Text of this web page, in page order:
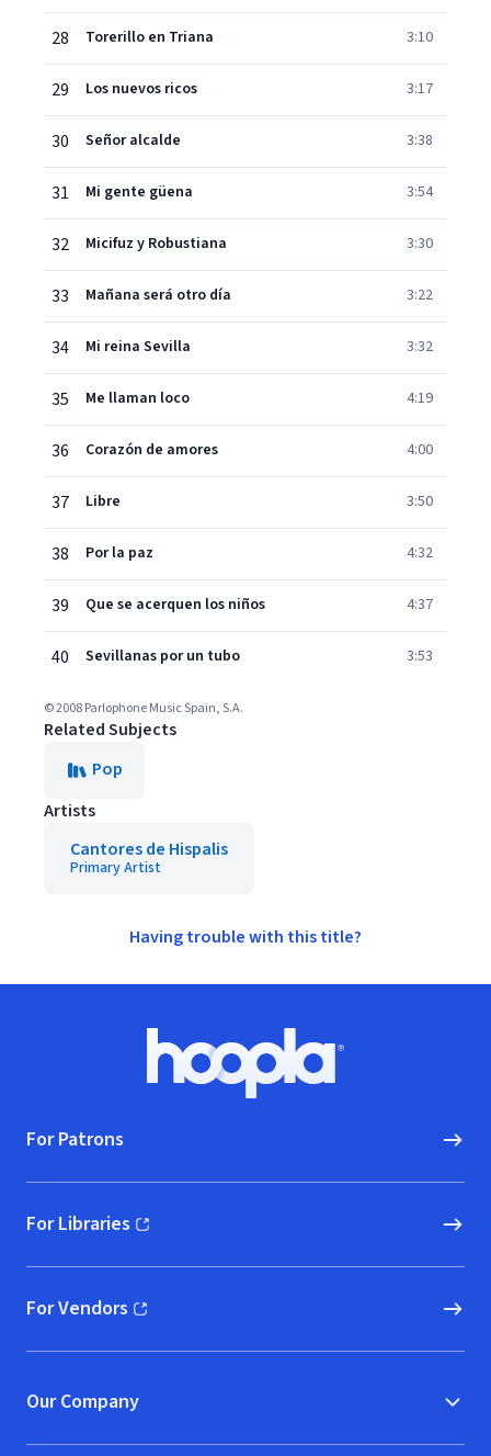
28 Torerillo en Triana 3:10
29 Los nuevos ricos 3:17
30 Señor alcalde 3:38
31 Mi gente güena 3:54
32 Micifuz y Robustiana 3:30
33 Mañana será otro día 3:22
34 Mi reina Sevilla 3:32
35 Me llaman loco 4:19
36 Corazón de amores 4:00
37 Libre 3:50
38 Por la paz 4:32
39 Que se acerquen los niños 4:37
40 Sevillanas por un tubo 3:53
© 2008 Parlophone Music Spain, S.A.
Related Subjects
Pop
Artists
Cantores de Hispalis
Primary Artist
Having trouble with this title?
Hoopla logo, Go to homepage
For Patrons
For Libraries
(opens in new window)
For Vendors
(opens in new window)
Our Company